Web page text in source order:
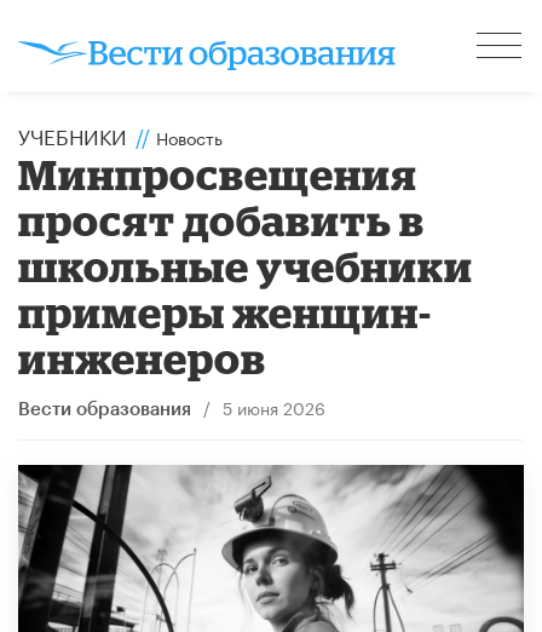
УЧЕБНИКИ // Новость
Минпросвещения
просят добавить в
школьные учебники
примеры женщин-
инженеров
Вести образования / 5 июня 2026